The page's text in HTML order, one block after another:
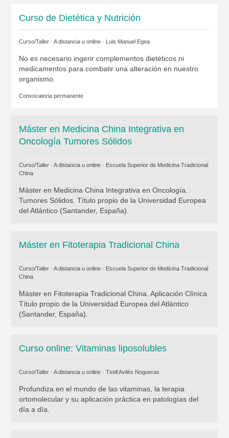
Curso de Dietética y Nutrición
Curso/Taller · A distancia u online · Luis Manuel Egea
No es necesario ingerir complementos dietéticos ni
medicamentos para combatir una alteración en nuestro
organismo.
Convocatoria permanente
Máster en Medicina China Integrativa en
Oncología Tumores Sólidos
Curso/Taller · A distancia u online · Escuela Superior de Medicina Tradicional
China
Máster en Medicina China Integrativa en Oncología.
Tumores Sólidos. Título propio de la Universidad Europea
del Atlántico (Santander, España).
Máster en Fitoterapia Tradicional China
Curso/Taller · A distancia u online · Escuela Superior de Medicina Tradicional
China
Máster en Fitoterapia Tradicional China. Aplicación Clínica.
Título propio de la Universidad Europea del Atlántico
(Santander, España).
Curso online: Vitaminas liposolubles
Curso/Taller · A distancia u online · Txell Avilés Nogueras
Profundiza en el mundo de las vitaminas, la terapia
ortomolecular y su aplicación práctica en patologías del
día a día.